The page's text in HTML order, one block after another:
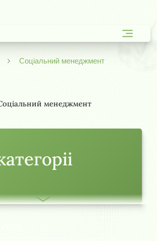
Соціальний менеджмент
менеджмент